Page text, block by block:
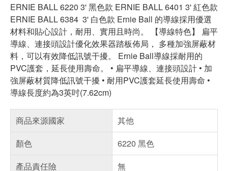
ERNIE BALL 6220 3' 黑色款 ERNIE BALL 6401 3' 紅色款
ERNIE BALL 6384 3' 白色款 Ernie Ball 的導線採用優選
材料和貼心設計，耐用、實用且時尚。 【導線特色】 扁平
導線、連接頭設計優化效果器踏板佈局， 多種加強屏蔽材
料，可以有效降低訊號干擾。 Ernie Ball導線採耐用的
PVC護套，延長使用壽命。 • 扁平導線、連接頭設計 • 加
強屏蔽材質降低訊號干擾 • 耐用PVC護套延長使用壽命 •
導線長度約為3英吋(7.62cm)
商品來源國家
其他
顏色
6220 黑色
產品責任險
無